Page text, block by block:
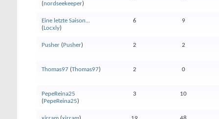
(nordseekeeper)
Eine letzte Saison...
(Locxly)
6 9
Pusher (Pusher) 2 2
Thomas97 (Thomas97) 2 0
PepeReina25
(PepeReina25)
3 10